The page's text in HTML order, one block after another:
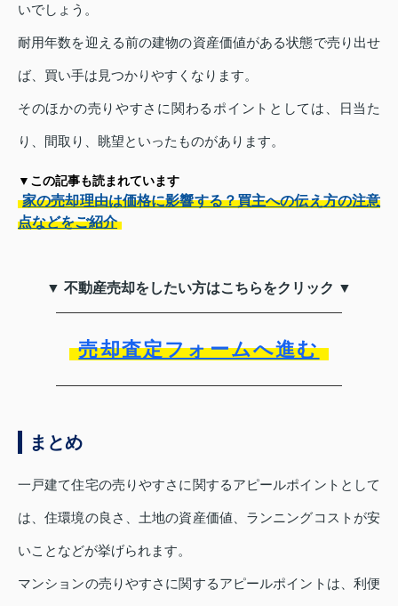
いでしょう。
耐用年数を迎える前の建物の資産価値がある状態で売り出せ
ば、買い手は見つかりやすくなります。
そのほかの売りやすさに関わるポイントとしては、日当た
り、間取り、眺望といったものがあります。
▼この記事も読まれています
家の売却理由は価格に影響する？買主への伝え方の注意
点などをご紹介
▼ 不動産売却をしたい方はこちらをクリック ▼
売却査定フォームへ進む
まとめ
一戸建て住宅の売りやすさに関するアピールポイントとして
は、住環境の良さ、土地の資産価値、ランニングコストが安
いことなどが挙げられます。
マンションの売りやすさに関するアピールポイントは、利便